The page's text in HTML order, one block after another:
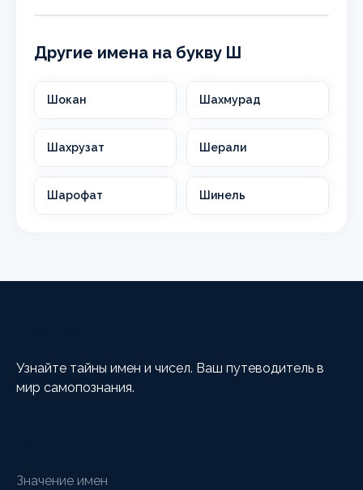
Другие имена на букву Ш
Шокан Шахмурад
Шахрузат Шерали
Шарофат Шинель
Узнайте тайны имен и чисел. Ваш путеводитель в
мир самопознания.
Значение имен